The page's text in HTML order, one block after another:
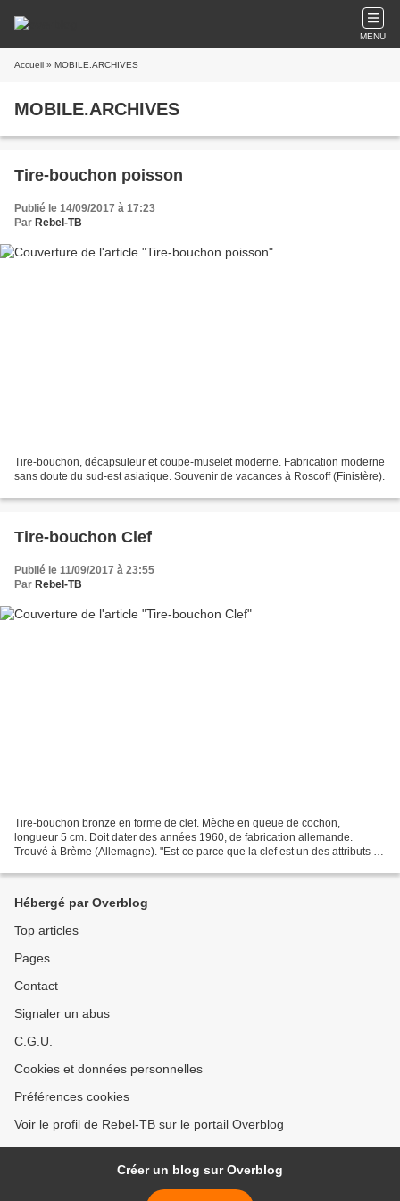
MENU
Accueil » MOBILE.ARCHIVES
MOBILE.ARCHIVES
Tire-bouchon poisson
Publié le 14/09/2017 à 17:23
Par Rebel-TB
Tire-bouchon, décapsuleur et coupe-muselet moderne. Fabrication moderne
sans doute du sud-est asiatique. Souvenir de vacances à Roscoff (Finistère).
Tire-bouchon Clef
Publié le 11/09/2017 à 23:55
Par Rebel-TB
Tire-bouchon bronze en forme de clef. Mèche en queue de cochon,
longueur 5 cm. Doit dater des années 1960, de fabrication allemande.
Trouvé à Brème (Allemagne). "Est-ce parce que la clef est un des attributs de
Hébergé par Overblog
Top articles
Pages
Contact
Signaler un abus
C.G.U.
Cookies et données personnelles
Préférences cookies
Voir le profil de Rebel-TB sur le portail Overblog
Créer un blog sur Overblog